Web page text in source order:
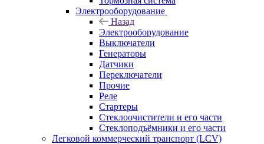
Электрооборудование
Назад
Электрооборудование
Выключатели
Генераторы
Датчики
Переключатели
Прочие
Реле
Стартеры
Стеклоочистители и его части
Стеклоподъёмники и его части
Легковой коммерческий транспорт (LCV)